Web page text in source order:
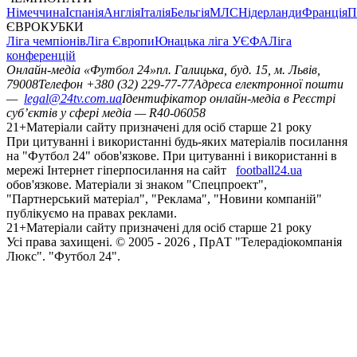
НімеччинаІспаніяАнгліяІталіяБельгіяМЛСНідерландиФранція
ЄВРОКУБКИ
Ліга чемпіонівЛіга ЄвропиЮнацька ліга УЄФАЛіга
конференцій
Онлайн-медіа «Футбол 24»пл. Галицька, буд. 15, м. Львів,
79008Телефон +380 (32) 229-77-77Адреса електронної пошти
— legal@24tv.com.uaІдентифікатор онлайн-медіа в Реєстрі
суб’єктів у сфері медіа — R40-06058
21+Матеріали сайту призначені для осіб старше 21 року
При цитуванні і використанні будь-яких матеріалів посилання
на "Футбол 24" обов'язкове. При цитуванні і використанні в
мережі Інтернет гіперпосилання на сайт
football24.ua
обов'язкове. Матеріали зі знаком "Спецпроект",
"Партнерський матеріал", "Реклама", "Новини компаній"
публікуємо на правах реклами.
21+Матеріали сайту призначені для осіб старше 21 року
Усi права захищенi. © 2005 - 2026 , ПрАТ "Телерадіокомпанія
Люкс". "Футбол 24".